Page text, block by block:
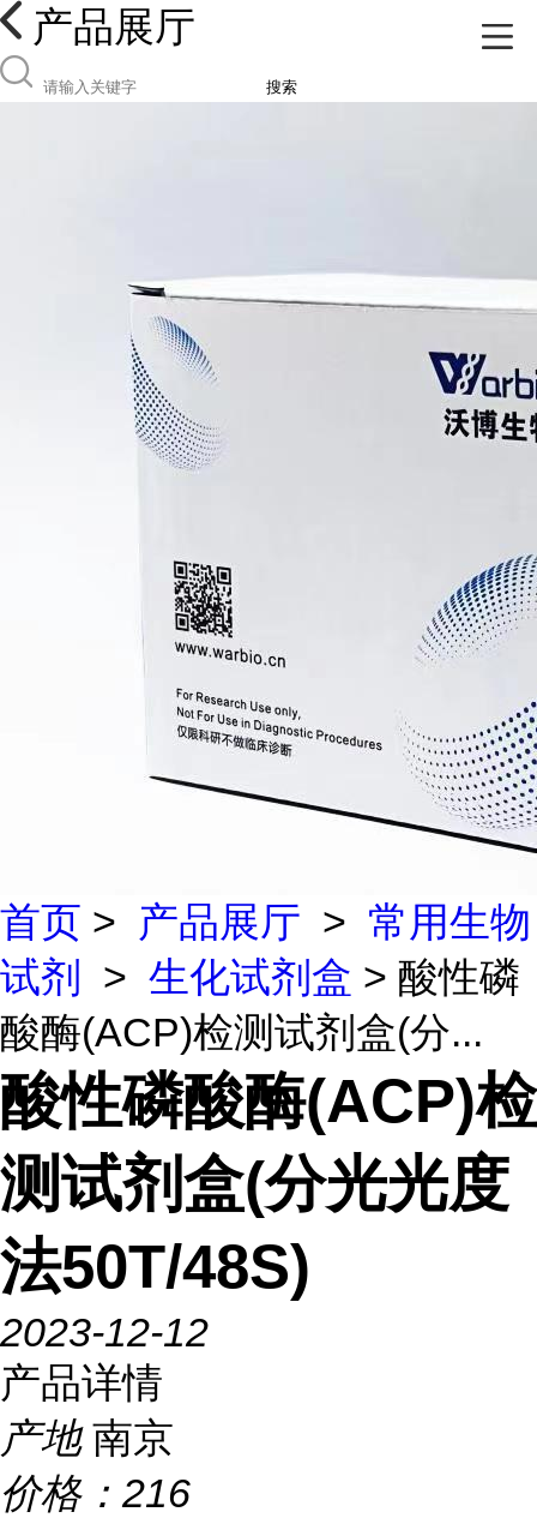
产品展厅
搜索
首页 > 产品展厅 > 常用生物
试剂 > 生化试剂盒 > 酸性磷
酸酶(ACP)检测试剂盒(分...
酸性磷酸酶(ACP)检
测试剂盒(分光光度
法50T/48S)
2023-12-12
产品详情
产地 南京
价格： 216